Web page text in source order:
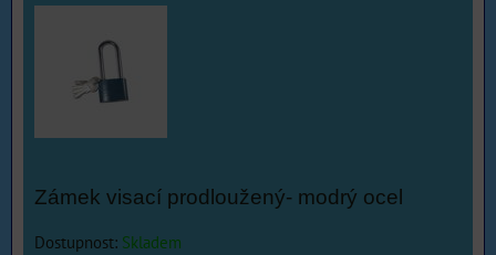
Zámek visací prodloužený- modrý ocel
Dostupnost: Skladem